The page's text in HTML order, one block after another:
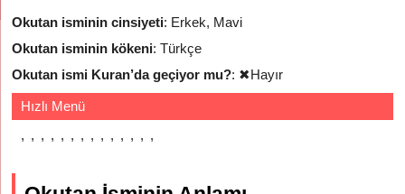
Okutan isminin cinsiyeti: Erkek, Mavi
Okutan isminin kökeni: Türkçe
Okutan ismi Kuran’da geçiyor mu?: ✖Hayır
Hızlı Menü